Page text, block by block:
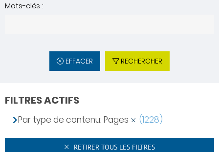
Mots-clés :
EFFACER RECHERCHER
FILTRES ACTIFS
Par type de contenu: Pages (1228)
RETIRER TOUS LES FILTRES